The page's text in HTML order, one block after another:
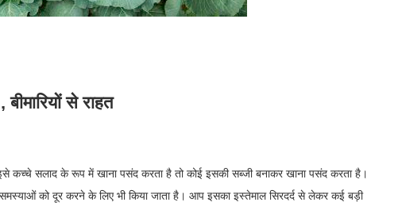
से राहत
इसे कच्चे सलाद के रूप में खाना पसंद करता है तो कोई इसकी सब्जी बनाकर खाना पसंद करता है।
को दूर करने के लिए भी किया जाता है। आप इसका इस्तेमाल सिरदर्द से लेकर कई बड़ी